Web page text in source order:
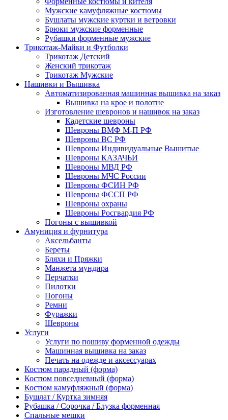
Мужские камуфляжные костюмы
Бушлаты мужские куртки и ветровки
Брюки мужские форменные
Рубашки форменные мужские
Трикотаж-Майки и Футболки
Трикотаж Детский
Женский трикотаж
Трикотаж Мужские
Нашивки и Вышивка
Автоматизированная машинная вышивка на заказ
Вышивка на крое и полотне
Изготовление шевронов и нашивок на заказ
Кадетские шевроны
Шевроны ВМФ М-П РФ
Шевроны ВС РФ
Шевроны Индивидуальные Вышитые
Шевроны КАЗАЧЬИ
Шевроны МВД РФ
Шевроны МЧС России
Шевроны ФСИН РФ
Шевроны ФССП РФ
Шевроны охраны
Шевроны Росгвардия РФ
Погоны с вышивкой
Амуниция и фурнитура
Аксельбанты
Береты
Бляхи и Пряжки
Манжета мундира
Перчатки
Пилотки
Погоны
Ремни
Фуражки
Шевроны
Услуги
Услуги по пошиву форменной одежды
Машинная вышивка на заказ
Печать на одежде и аксессуарах
Костюм парадный (форма)
Костюм повседневный (форма)
Костюм камуфляжный (форма)
Бушлат / Куртка зимняя
Рубашка / Сорочка / Блузка форменная
Спальные мешки